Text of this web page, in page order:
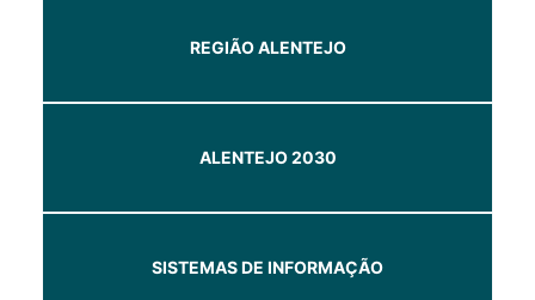
REGIÃO ALENTEJO
ALENTEJO 2030
SISTEMAS DE INFORMAÇÃO